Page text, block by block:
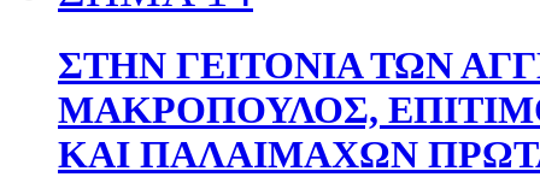
ΣΤΗΝ ΓΕΙΤΟΝΙΑ ΤΩΝ
ΜΑΚΡΟΠΟΥΛΟΣ,
ΚΑΙ ΠΑΛΑΙΜΑΧΩΝ